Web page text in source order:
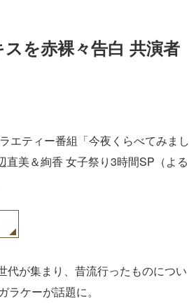
を赤裸々告白 共演者
エティー番組「今夜くらべてみまし
美＆絢香 女子祭り3時間SP（よる
代が集まり、昔流行ったものについ
ケーが話題に。